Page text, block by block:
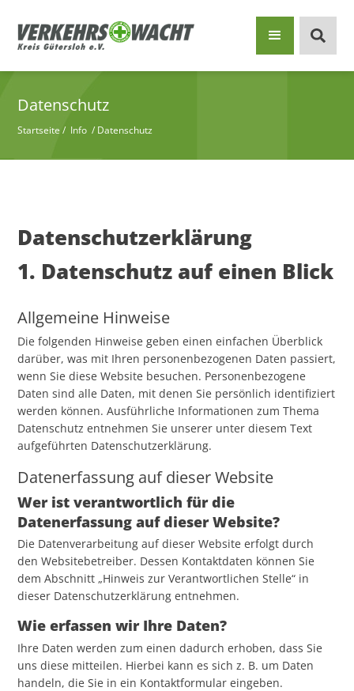
Datenschutz
Startseite / Info / Datenschutz
Datenschutzerklärung
1. Datenschutz auf einen Blick
Allgemeine Hinweise
Die folgenden Hinweise geben einen einfachen Überblick
darüber, was mit Ihren personenbezogenen Daten passiert,
wenn Sie diese Website besuchen. Personenbezogene
Daten sind alle Daten, mit denen Sie persönlich identifiziert
werden können. Ausführliche Informationen zum Thema
Datenschutz entnehmen Sie unserer unter diesem Text
aufgeführten Datenschutzerklärung.
Datenerfassung auf dieser Website
Wer ist verantwortlich für die
Datenerfassung auf dieser Website?
Die Datenverarbeitung auf dieser Website erfolgt durch
den Websitebetreiber. Dessen Kontaktdaten können Sie
dem Abschnitt „Hinweis zur Verantwortlichen Stelle“ in
dieser Datenschutzerklärung entnehmen.
Wie erfassen wir Ihre Daten?
Ihre Daten werden zum einen dadurch erhoben, dass Sie
uns diese mitteilen. Hierbei kann es sich z. B. um Daten
handeln, die Sie in ein Kontaktformular eingeben.